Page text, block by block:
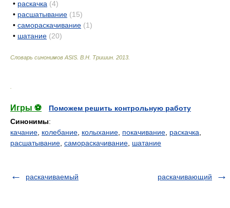
• раскачка (4)
• расшатывание (15)
• самораскачивание (1)
• шатание (20)
Словарь синонимов ASIS. В.Н. Тришин 2013
Игры ⚽
Поможем решить контрольную работу
Синонимы:
качание колебание колыхание покачивание раскачка
расшатывание самораскачивание шатание
раскачиваемый раскачивающий